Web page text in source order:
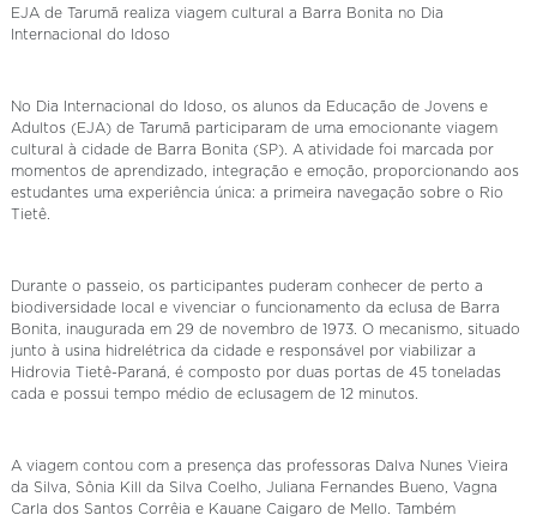
EJA de Tarumã realiza viagem cultural a Barra Bonita no Dia
Internacional do Idoso
No Dia Internacional do Idoso, os alunos da Educação de Jovens e
Adultos (EJA) de Tarumã participaram de uma emocionante viagem
cultural à cidade de Barra Bonita (SP). A atividade foi marcada por
momentos de aprendizado, integração e emoção, proporcionando aos
estudantes uma experiência única: a primeira navegação sobre o Rio
Tietê.
Durante o passeio, os participantes puderam conhecer de perto a
biodiversidade local e vivenciar o funcionamento da eclusa de Barra
Bonita, inaugurada em 29 de novembro de 1973. O mecanismo, situado
junto à usina hidrelétrica da cidade e responsável por viabilizar a
Hidrovia Tietê-Paraná, é composto por duas portas de 45 toneladas
cada e possui tempo médio de eclusagem de 12 minutos.
A viagem contou com a presença das professoras Dalva Nunes Vieira
da Silva, Sônia Kill da Silva Coelho, Juliana Fernandes Bueno, Vagna
Carla dos Santos Corrêia e Kauane Caigaro de Mello. Também